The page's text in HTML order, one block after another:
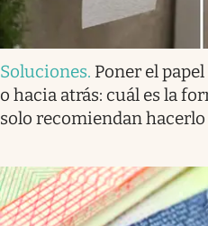
Soluciones. Poner el
o hacia atrás: cuál es la
solo recomiendan